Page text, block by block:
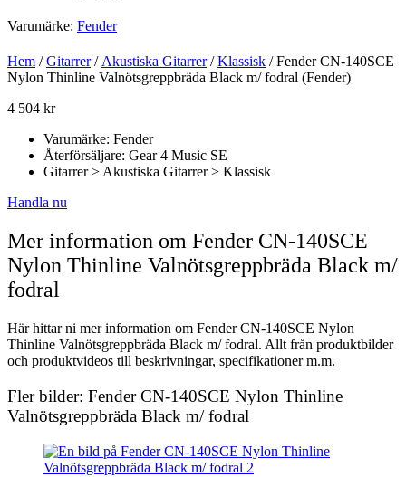
Varumärke: Fender
Hem /Gitarrer/Akustiska Gitarrer/Klassisk / Fender CN-140SCE
Nylon Thinline Valnötsgreppbräda Black m/ fodral (Fender)
4 504 kr
Varumärke: Fender
Återförsäljare: Gear 4 Music SE
Gitarrer > Akustiska Gitarrer > Klassisk
Handla nu
Mer information om Fender CN-140SCE
Nylon Thinline Valnötsgreppbräda Black m/
fodral
Här hittar ni mer information om Fender CN-140SCE Nylon
Thinline Valnötsgreppbräda Black m/ fodral. Allt från produktbilder
och produktvideos till beskrivningar, specifikationer m.m.
Fler bilder: Fender CN-140SCE Nylon Thinline
Valnötsgreppbräda Black m/ fodral